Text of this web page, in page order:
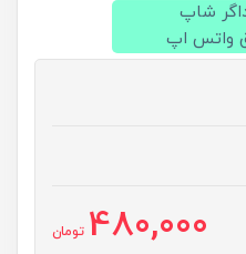
شاپ
واتس اپ
480,000 تومان